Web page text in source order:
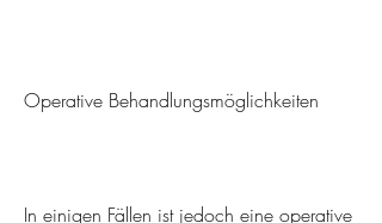
Operative Behandlungsmöglichkeiten
In einigen Fällen ist jedoch eine operative